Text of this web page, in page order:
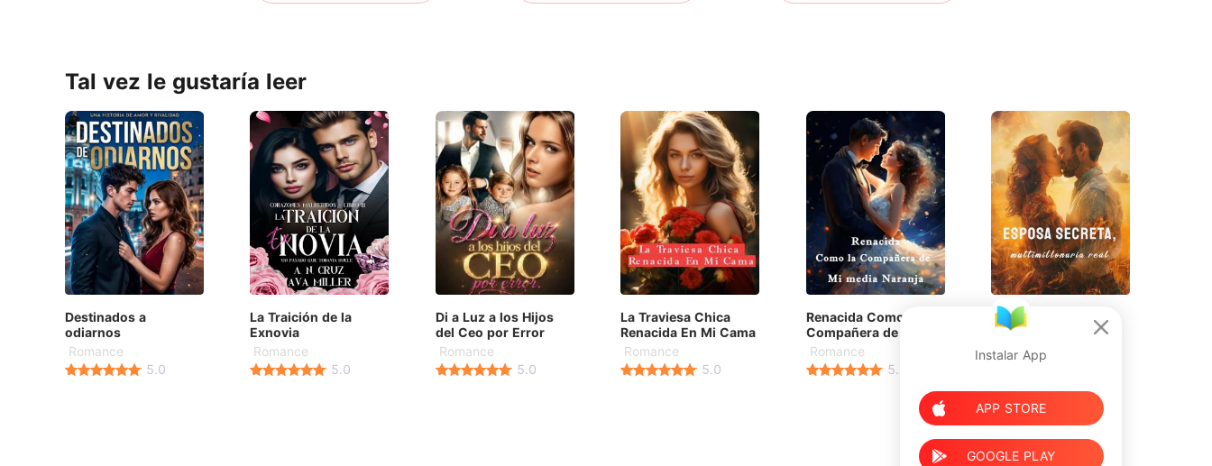
Tal vez le gustaría leer
Destinados a
odiarnos
Romance
5.0
La Traición de la
Exnovia
Romance
5.0
Di a Luz a los Hijos
del Ceo por Error
Romance
5.0
La Traviesa Chica
Renacida En Mi Cama
Romance
5.0
Renacida Como la
Compañera de Mi
media Naranja
Romance
5.0
Esposa secreta,
multimillonaria real
Romance
Instalar App
APP STORE
GOOGLE PLAY